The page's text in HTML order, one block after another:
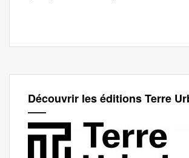
Découvrir les éditions Terre